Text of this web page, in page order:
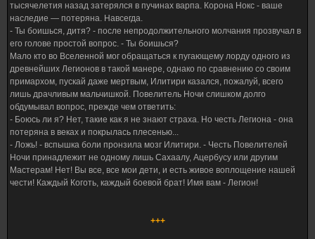
тысячелетия назад затерялся в пучинах варпа. Корона Нокс - ваше
наследие — потеряна. Навсегда.
- Ты боишься, дитя? - после непродолжительного молчания прозвучал в
его голове простой вопрос. - Ты боишься?
Мало кто во Вселенной мог обращаться к пугающему лорду одного из
древнейших Легионов в такой манере, однако по сравнению со своим
примархом, пускай даже мертвым, Илитири казался, пожалуй, всего
лишь драчливым мальчишкой. Повелитель Ночи слишком долго
обдумывал вопрос, прежде чем ответить:
- Боюсь ли я? Нет, такие как я не знают страха. Но честь Легиона - она
потеряна в веках и покрылась плесенью...
- Ложь! - вспышка боли пронзила мозг Илитири. - Честь Повелителей
Ночи принадлежит не одному лишь Сахаалу, Ацербусу или другим
Мастерам! Нет! Вы все, все мои дети, и есть живое воплощение нашей
чести! Каждый Коготь, каждый боевой брат! Имя вам - Легион!
+++